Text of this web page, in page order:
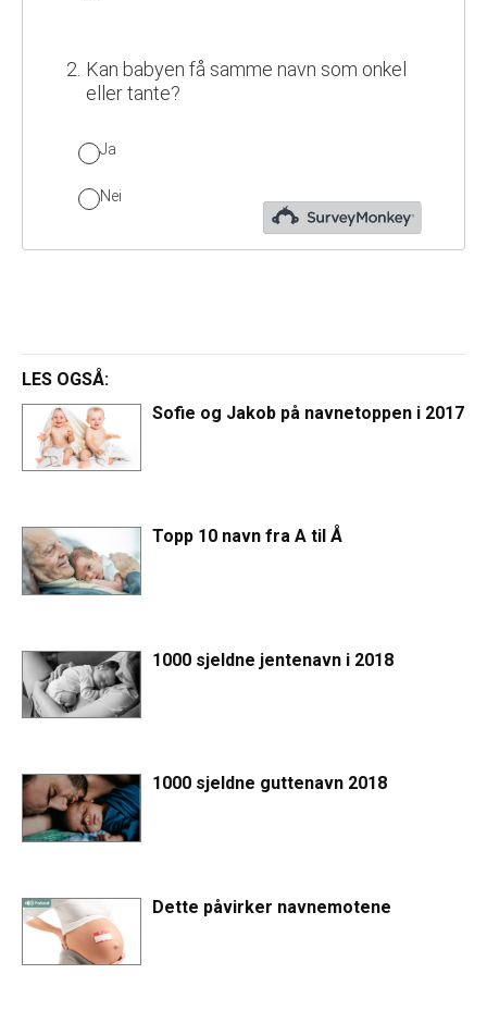
LES OGSÅ:
Sofie og Jakob på navnetoppen i 2017
Topp 10 navn fra A til Å
1000 sjeldne jentenavn i 2018
1000 sjeldne guttenavn 2018
Dette påvirker navnemotene